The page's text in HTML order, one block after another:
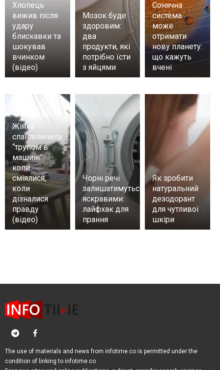
Хлопець
вижив після
удару
блискавки та
шокував
вчинком
(відео)
Мозок буде
здоровим:
два
продукти, які
потрібно їсти
з яйцями
Сонячна
система
може
отримати
нову планету:
що кажуть
вчені
Жінка
спантеличила
“трупом в
машині”:
копи
сміялися,
коли
дізналися
правду
(відео)
Чорні речі
залишатимуться
яскравими:
лайфхак для
прання
Як зробити
натуральний
дезодорант
для чутливої
шкіри
The use of materials and news from infotime.co is permitted under the
condition of linking to infotime.co